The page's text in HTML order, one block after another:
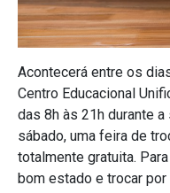
Acontecerá entre os
Centro Educacional
das 8h às 21h durante
sábado, uma feira de
totalmente gratuita.
bom estado e trocar